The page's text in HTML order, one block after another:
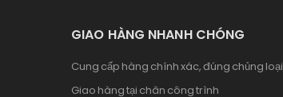
GIAO HÀNG NHANH CHÓNG
Cung cấp hàng chính xác, đúng chủng loại
Giao hàng tại chân công trình